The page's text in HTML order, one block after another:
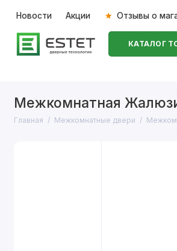
Новости Акции Отзывы о
КАТАЛОГ
Межкомнатная
Главная Межкомнатные двери